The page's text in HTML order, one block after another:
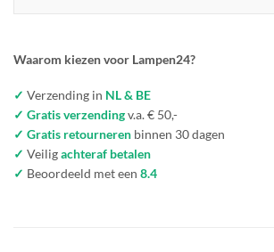
Waarom kiezen voor Lampen24?
✓ Verzending in NL & BE
✓ Gratis verzendingv.a. € 50,-
✓ Gratis retourneren binnen 30 dagen
✓ Veiligachteraf betalen
✓ Beoordeeld met een 8.4